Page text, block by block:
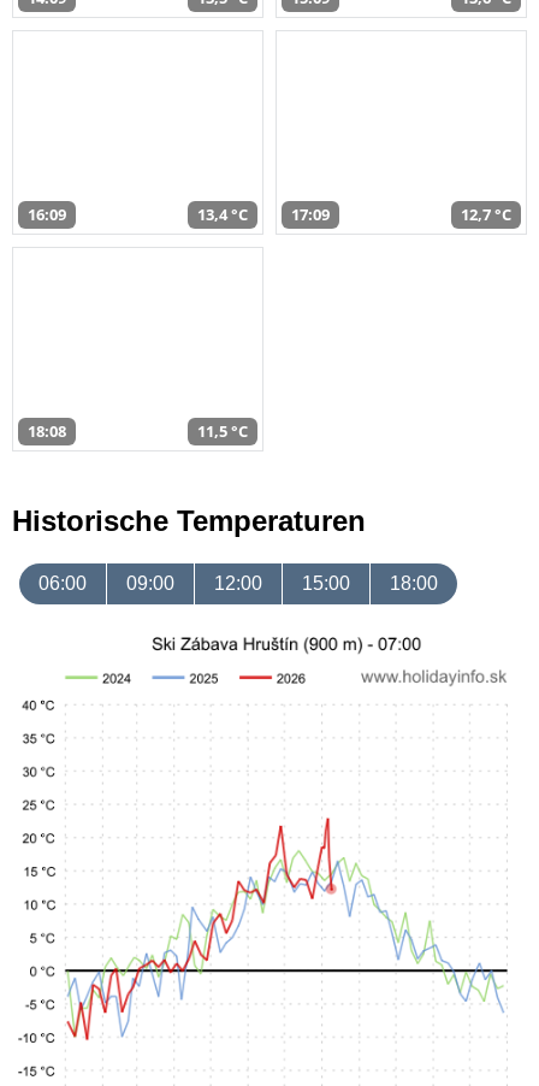
16:09 13,4 °C 17:09 12,7 °C
18:08 11,5 °C
Historische Temperaturen
06:00 09:00 12:00 15:00 18:00